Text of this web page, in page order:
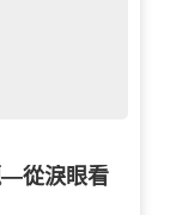
—從淚眼看